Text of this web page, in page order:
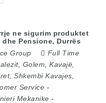
ne sigurim produktet
Pensione, Durrës
Group
Full Time
, Golem Kavajë
, Shkembi Kavajes
Service -
Mekanike -